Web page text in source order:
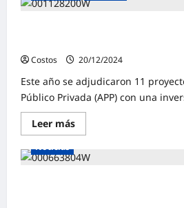
Costos
20/12/2024
Este año se adjudicaron 11
Público Privada (APP) con una
Leer más
Noticias